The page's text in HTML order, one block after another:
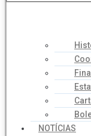
NOTÍCIAS